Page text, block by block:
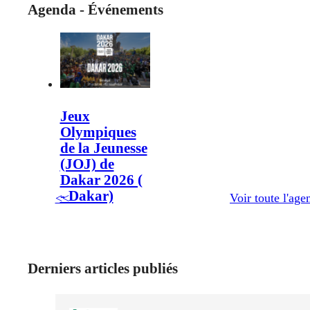
Agenda - Événements
Jeux
Olympiques
de la Jeunesse
(JOJ) de
Dakar 2026 (
- Dakar)
<< Voir toute
Derniers articles publiés